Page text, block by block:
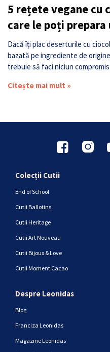
5 rețete vegane cu
care le poți prepara
Dacă îți plac deserturile cu
bazată pe ingrediente de
trebuie să faci niciun
Citește mai mult »
Colecții Cutii
End of School
Cutii Ballotins
Cutii Heritage
Cutii Art Nouveau
Cutii Bijoux & Love
Cutii Moment Cacao
Despre Leonidas
Blog
Franciza Leonidas
Magazine Leonidas